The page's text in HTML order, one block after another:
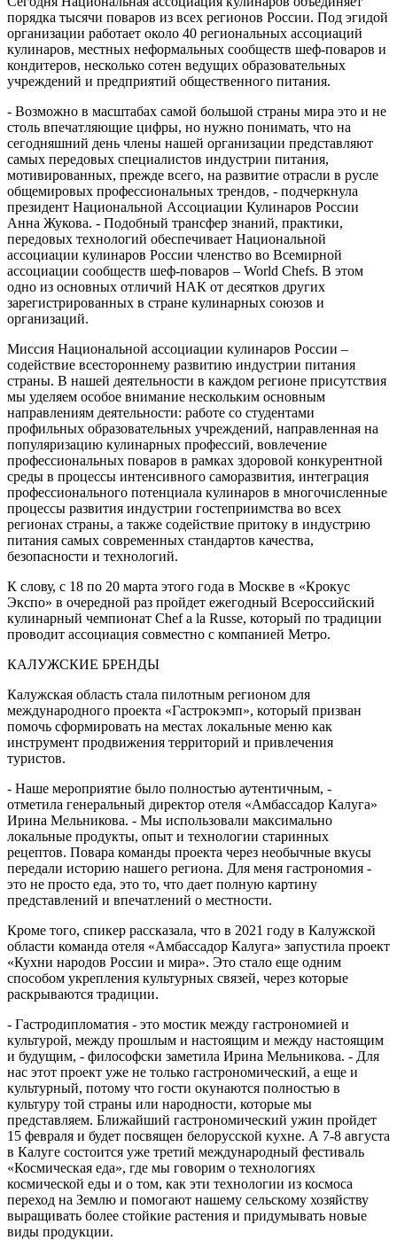
порядка тысячи поваров из всех регионов России. Под эгидой
организации работает около 40 региональных ассоциаций
кулинаров, местных неформальных сообществ шеф-поваров и
кондитеров, несколько сотен ведущих образовательных
учреждений и предприятий общественного питания.
- Возможно в масштабах самой большой страны мира это и не
столь впечатляющие цифры, но нужно понимать, что на
сегодняшний день члены нашей организации представляют
самых передовых специалистов индустрии питания,
мотивированных, прежде всего, на развитие отрасли в русле
общемировых профессиональных трендов, - подчеркнула
президент Национальной Ассоциации Кулинаров России
Анна Жукова. - Подобный трансфер знаний, практики,
передовых технологий обеспечивает Национальной
ассоциации кулинаров России членство во Всемирной
ассоциации сообществ шеф-поваров – World Chefs. В этом
одно из основных отличий НАК от десятков других
зарегистрированных в стране кулинарных союзов и
организаций.
Миссия Национальной ассоциации кулинаров России –
содействие всестороннему развитию индустрии питания
страны. В нашей деятельности в каждом регионе присутствия
мы уделяем особое внимание нескольким основным
направлениям деятельности: работе со студентами
профильных образовательных учреждений, направленная на
популяризацию кулинарных профессий, вовлечение
профессиональных поваров в рамках здоровой конкурентной
среды в процессы интенсивного саморазвития, интеграция
профессионального потенциала кулинаров в многочисленные
процессы развития индустрии гостеприимства во всех
регионах страны, а также содействие притоку в индустрию
питания самых современных стандартов качества,
безопасности и технологий.
К слову, с 18 по 20 марта этого года в Москве в «Крокус
Экспо» в очередной раз пройдет ежегодный Всероссийский
кулинарный чемпионат Chef a la Russe, который по традиции
проводит ассоциация совместно с компанией Метро.
КАЛУЖСКИЕ БРЕНДЫ
Калужская область стала пилотным регионом для
международного проекта «Гастрокэмп», который призван
помочь сформировать на местах локальные меню как
инструмент продвижения территорий и привлечения
туристов.
- Наше мероприятие было полностью аутентичным, -
отметила генеральный директор отеля «Амбассадор Калуга»
Ирина Мельникова. - Мы использовали максимально
локальные продукты, опыт и технологии старинных
рецептов. Повара команды проекта через необычные вкусы
передали историю нашего региона. Для меня гастрономия -
это не просто еда, это то, что дает полную картину
представлений и впечатлений о местности.
Кроме того, спикер рассказала, что в 2021 году в Калужской
области команда отеля «Амбассадор Калуга» запустила проект
«Кухни народов России и мира». Это стало еще одним
способом укрепления культурных связей, через которые
раскрываются традиции.
- Гастродипломатия - это мостик между гастрономией и
культурой, между прошлым и настоящим и между настоящим
и будущим, - философски заметила Ирина Мельникова. - Для
нас этот проект уже не только гастрономический, а еще и
культурный, потому что гости окунаются полностью в
культуру той страны или народности, которые мы
представляем. Ближайший гастрономический ужин пройдет
15 февраля и будет посвящен белорусской кухне. А 7-8 августа
в Калуге состоится уже третий международный фестиваль
«Космическая еда», где мы говорим о технологиях
космической еды и о том, как эти технологии из космоса
переход на Землю и помогают нашему сельскому хозяйству
выращивать более стойкие растения и придумывать новые
виды продукции.